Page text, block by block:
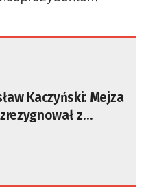
Kaczyński: Mejza
z